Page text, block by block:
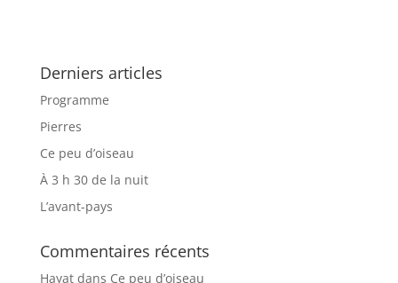
Derniers articles
Programme
Pierres
Ce peu d’oiseau
À 3 h 30 de la nuit
L’avant-pays
Commentaires récents
Hayatdans Ce peu d’oiseau